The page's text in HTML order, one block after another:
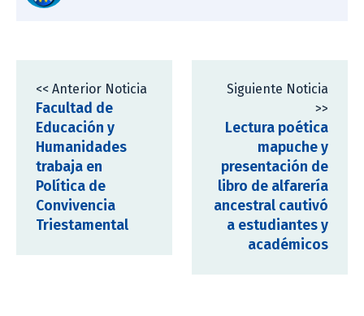
<< Anterior Noticia
Facultad de
Educación y
Humanidades
trabaja en
Política de
Convivencia
Triestamental
Siguiente Noticia
>>
Lectura poética
mapuche y
presentación de
libro de alfarería
ancestral cautivó
a estudiantes y
académicos